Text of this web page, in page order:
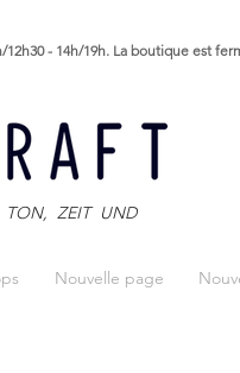
- 14h/19h. La boutique est
TON, ZEIT UND
Nouvelle page